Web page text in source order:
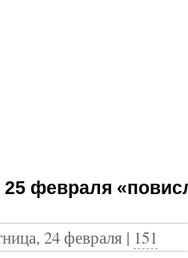
февраля
24 февраля | 151